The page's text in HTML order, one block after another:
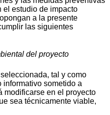
el estudio de impacto
a la presente
las siguientes
del proyecto
tal y como
sometido a
modificarse en el proyecto
sea técnicamente viable,